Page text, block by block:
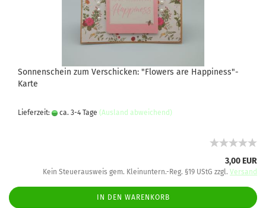
Sonnenschein zum Verschicken: "Flowers are Happiness"-
Karte
Lieferzeit: ca. 3-4 Tage (Ausland abweichend)
3,00 EUR
Kein Steuerausweis gem. Kleinuntern.-Reg. §19 UStG zzgl. Versand
IN DEN WARENKORB